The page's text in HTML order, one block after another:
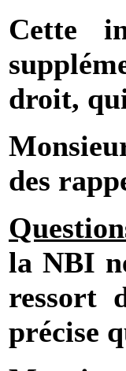
Cette
droit,
des
la NBI
ressort
précise